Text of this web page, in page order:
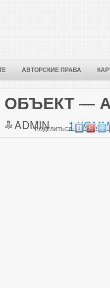
АВТОРСКИЕ ПРАВА
—
ADMIN 1
ПОДЕЛИТЬСЯ: